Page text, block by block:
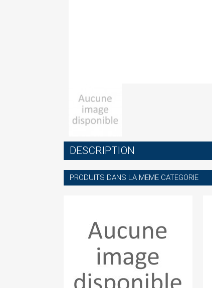
DESCRIPTION
PRODUITS DANS LA MEME CATEGORIE